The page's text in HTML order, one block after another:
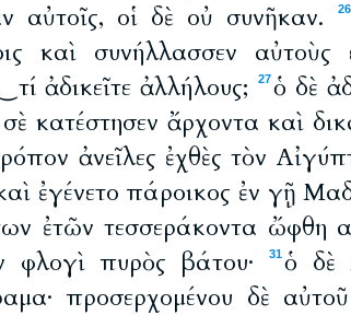
αὐτοῖς, οἱ δὲ οὐ συνῆκαν.
26
καὶ συνήλλασσεν αὐτοὺς
τί ἀδικεῖτε ἀλλήλους;
27 ὁ δὲ
κατέστησεν ἄρχοντα καὶ
ἀνεῖλες ἐχθὲς τὸν
ἐγένετο πάροικος ἐν γῇ
ἐτῶν τεσσεράκοντα ὤφθη
φλογὶ πυρὸς βάτου·
31ὁ δὲ
προσερχομένου δὲ